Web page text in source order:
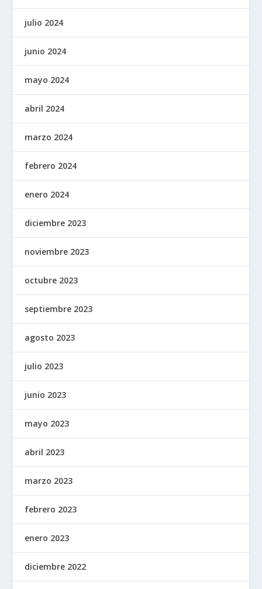
julio 2024
junio 2024
mayo 2024
abril 2024
marzo 2024
febrero 2024
enero 2024
diciembre 2023
noviembre 2023
octubre 2023
septiembre 2023
agosto 2023
julio 2023
junio 2023
mayo 2023
abril 2023
marzo 2023
febrero 2023
enero 2023
diciembre 2022